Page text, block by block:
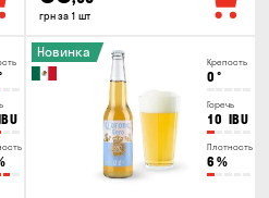
грн за 1 шт
Крепость
0 °
Горечь
10 IBU
Плотность
6 %
Новинка